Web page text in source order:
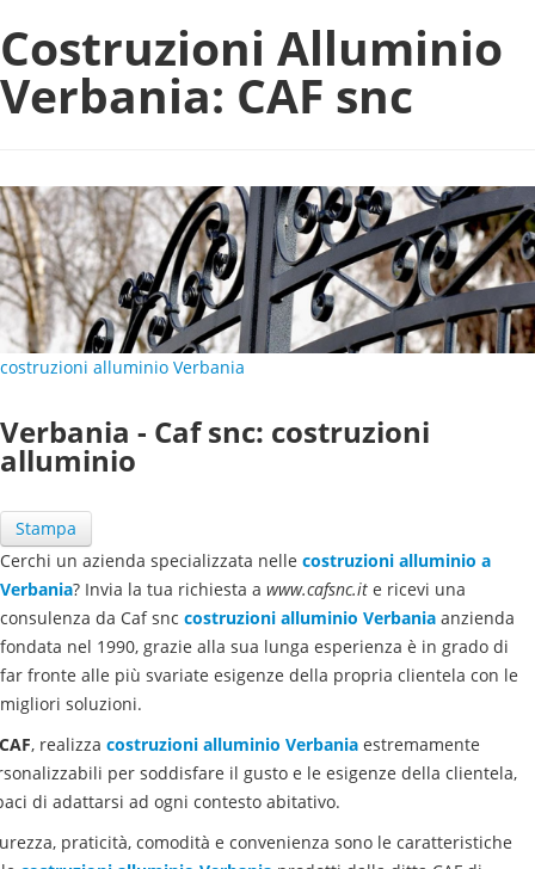
Costruzioni Alluminio
Verbania: CAF snc
costruzioni alluminio Verbania
Verbania - Caf snc: costruzioni
alluminio
Stampa
Cerchi un azienda specializzata nelle costruzioni alluminio a
Verbania? Invia la tua richiesta a www.cafsnc.it e ricevi una
consulenza da Caf snc costruzioni alluminio Verbania anzienda
fondata nel 1990, grazie alla sua lunga esperienza è in grado di
far fronte alle più svariate esigenze della propria clientela con le
migliori soluzioni.
CAF, realizza costruzioni alluminio Verbania estremamente
per soddisfare il gusto e le esigenze della clientela,
di adattarsi ad ogni contesto abitativo.
praticità, comodità e convenienza sono le caratteristiche